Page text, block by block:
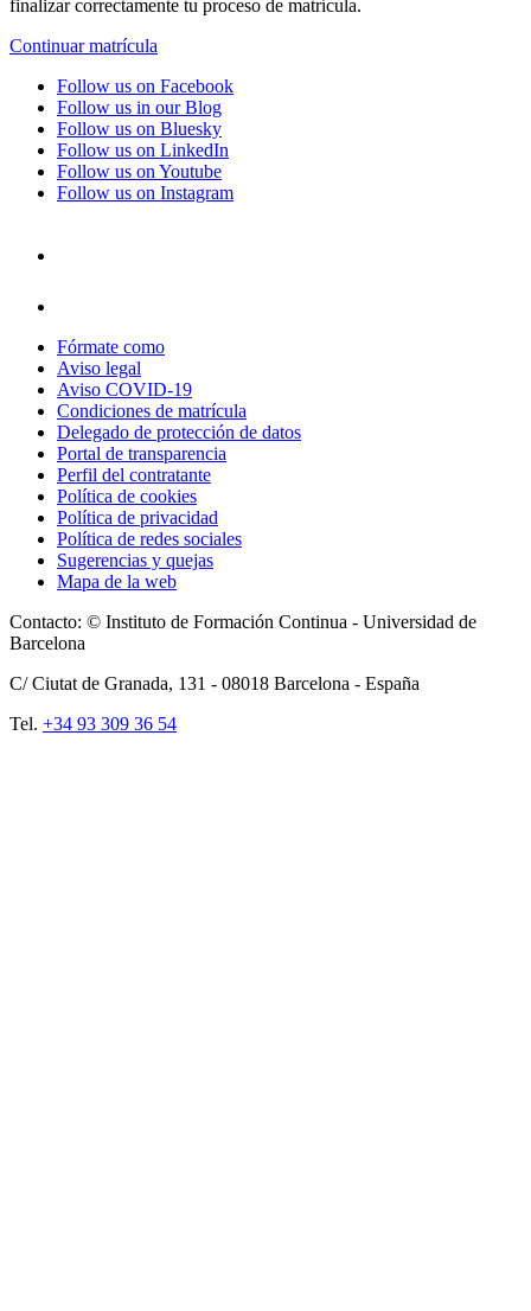
finalizar correctamente tu proceso de matrícula.
Continuar matrícula
Follow us on Facebook
Follow us in our Blog
Follow us on Bluesky
Follow us on LinkedIn
Follow us on Youtube
Follow us on Instagram
Fórmate como
Aviso legal
Aviso COVID-19
Condiciones de matrícula
Delegado de protección de datos
Portal de transparencia
Perfil del contratante
Política de cookies
Política de privacidad
Política de redes sociales
Sugerencias y quejas
Mapa de la web
Contacto: © Instituto de Formación Continua - Universidad de
Barcelona
C/ Ciutat de Granada, 131 - 08018 Barcelona - España
Tel. +34 93 309 36 54